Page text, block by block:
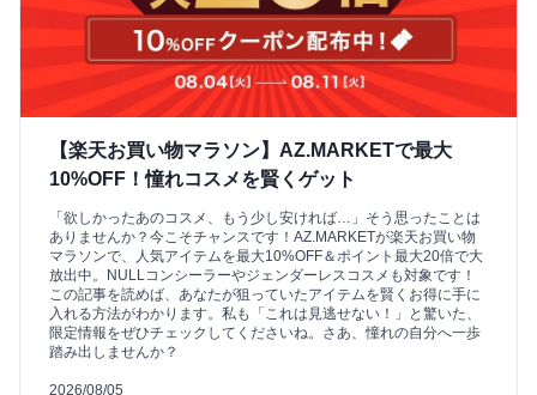
【楽天お買い物マラソン】AZ.MARKETで最大
10%OFF！憧れコスメを賢くゲット
「欲しかったあのコスメ、もう少し安ければ…」そう思ったことは
ありませんか？今こそチャンスです！AZ.MARKETが楽天お買い物
マラソンで、人気アイテムを最大10%OFF＆ポイント最大20倍で大
放出中。NULLコンシーラーやジェンダーレスコスメも対象です！
この記事を読めば、あなたが狙っていたアイテムを賢くお得に手に
入れる方法がわかります。私も「これは見逃せない！」と驚いた、
限定情報をぜひチェックしてくださいね。さあ、憧れの自分へ一歩
踏み出しませんか？
2026/08/05